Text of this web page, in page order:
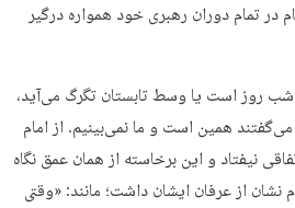
در تمام دوران رهبری خود همواره درگیر
روز است یا وسط تابستان تگرگ می‌آید،
همین است و ما نمی‌بینیم. از امام
نیفتاد و این برخاسته از همان عمق نگاه
نشان از عرفان ایشان داشت؛ مانند: «وقتی